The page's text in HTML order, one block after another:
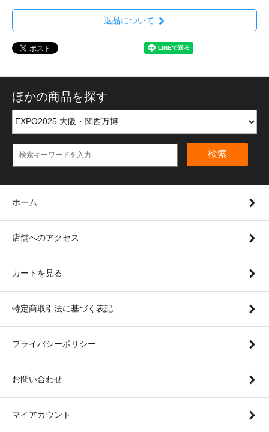
返品について
ほかの商品を探す
検索
ホーム
店舗へのアクセス
カートを見る
特定商取引法に基づく表記
プライバシーポリシー
お問い合わせ
マイアカウント